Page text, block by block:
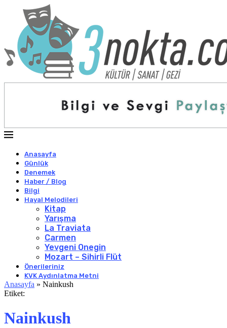
Anasayfa
Günlük
Denemek
Haber / Blog
Bilgi
Hayal Melodileri
Kitap
Yarışma
La Traviata
Carmen
Yevgeni Onegin
Mozart – Sihirli Flüt
Önerileriniz
KVK Aydınlatma Metni
Anasayfa » Nainkush
Etiket:
Nainkush